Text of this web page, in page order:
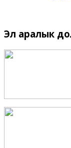
Эл аралык